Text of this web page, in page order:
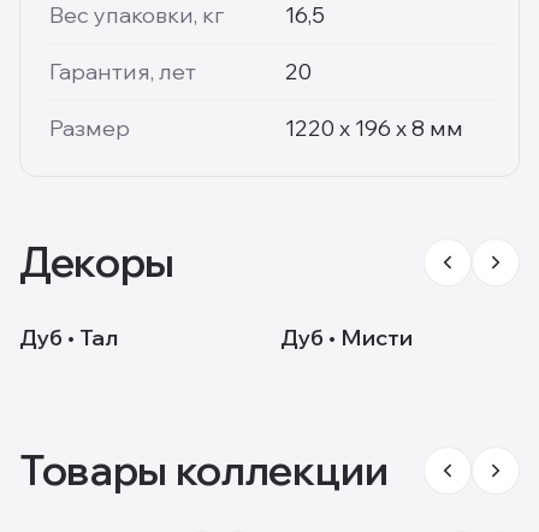
Вес упаковки, кг 16,5
Гарантия, лет 20
Размер 1220 x 196 х 8 мм
Декоры
MS8008
Дуб • Тал Дуб • Мисти
Товары коллекции
8 мм